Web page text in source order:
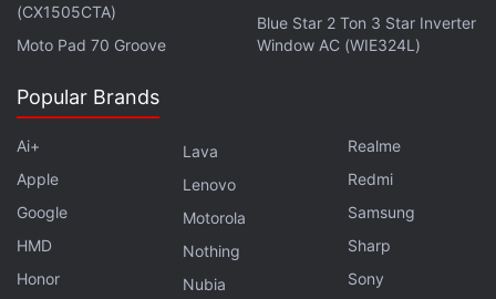
యూఎస్‌బి టైప్‌-ఏ 3.2 జెన్ 1 పోర్ట్‌లు, ఒక డిస్‌ప్లేపోర్ట్‌, రెండు
యూఎస్‌బీ టైప్‌-సీ 3.2 జెన్ పోర్ట్‌లు, 3.5ఎంఎం ఆడియోజాక్
ఇది అనేక‌ ఏఐ-ఆధారిత ఫీచ‌ర్స్‌ను క‌లిగి ఉంది. పీసీ, ఫోన్,
ట్యాబ్‌, టీవీల డేటాను సులువుగా అటాచ్ చేసేందుకు, బ‌దిలీ
చేసుందుకు స్మార్ట్ క‌నెక్ట్‌, స్మార్ట్ క్లిప్‌బోర్డ్‌, ఫైల్ ట్రాన్స్‌ఫ‌ర్‌ల‌ను
అందించారు. ఫ‌ర్మ్‌వేర్ టీపీఎం 2.0 స‌క్యూరిటీ చిప్‌తో వ‌స్తుంది.
ఇది 313.4 x 221 x 16.9mm ప‌రిమాణంతో 1.39 కిలోల
(CX1505CTA)
Moto Pad 70 Groove
Blue Star 2 Ton 3 Star Inverter
Window AC (WIE324L)
Popular Brands
Ai+
Apple
Google
HMD
Honor
Lava
Lenovo
Motorola
Nothing
Nubia
Realme
Redmi
Samsung
Sharp
Sony